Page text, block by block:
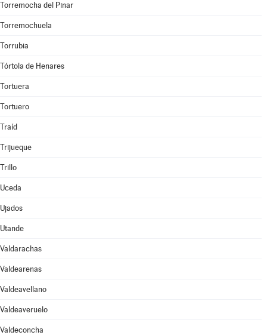
Torremocha del Pinar
Torremochuela
Torrubia
Tórtola de Henares
Tortuera
Tortuero
Traíd
Trijueque
Trillo
Uceda
Ujados
Utande
Valdarachas
Valdearenas
Valdeavellano
Valdeaveruelo
Valdeconcha